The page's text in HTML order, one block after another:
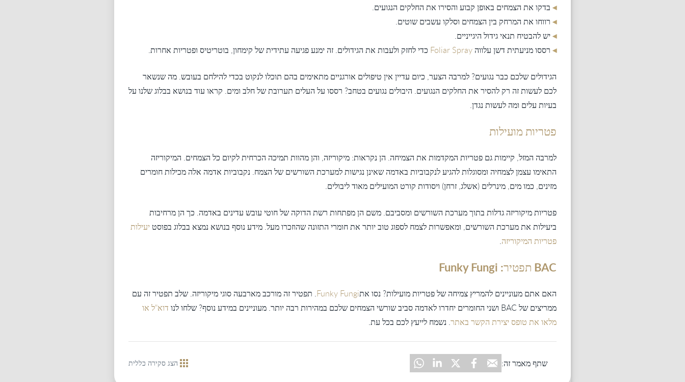
◂ בדקו את הצמחים באופן קבוע והסירו את החלקים הנגועים.
◂ רווחו את המרחק בין הצמחים וסלקו עשבים שוטים.
◂יש להבטיח תנאי גידול היגייניים.
◂ רססו מניעתית דשן עלווהFoliar Spray כדי לחזק ולעבות את הגידולים. זה ימנע פגיעה עתידית של קימחון, בוטריטיס ופטריות אחרות.
הגידולים שלכם כבר נגועים? למרבה הצער, כיום עדיין אין טיפולים אורגניים מתאימים בהם תוכלו לנקוט בכדי להילחם בעובש. מה שנשאר
לכם לעשות זה רק להסיר את החלקים הנגועים. היבולים נגועים בטחב? רססו על העלים תערובת של חלב ומים. קראו עוד בנושא בבלוג שלנו על
בעיות עלים ומה לעשות נגדן.
פטריות מועילות
למרבה המזל, קיימות גם פטריות המקדמות את הצמיחה. הן נקראות: מיקוריזה, והן מהוות תמיכה הכרחית לקיום כל הצמחים. המיקוריזה
התאימו עצמן לצמחיה ומסוגלות להגיע לנקבוביות באדמה שאינן נגישות למערכת השורשים של הצמח. נקבוביות אדמה אלה מכילות חומרים
מזינים, כמו מים, מינרלים (אשלג, זרחן) ויסודות קורט המועילים מאוד ליבולים.
פטריות מיקוריזה גדלות בתוך מערכת השורשים ומסביבם. משם הן מפתחות רשת הדוקה של חוטי עובש עדינים באדמה. כך הן מרחיבות
ביעילות את מערכת השורשים, ומאפשרות לצמח לספוג טוב יותר את חומרי התזונה שהוזכרו מעל. מידע נוסף בנושא נמצא בבלוג בפוסטיעילות
פטריות המיקוריזה.
BAC תפטיר: Funky Fungi
האם אתם מעוניינים להמריץ צמיחה של פטריות מועילות? נסו אתFunky Fungi. תפטיר זה מורכב מארבעה סוגי מיקוריזה. שלב תפטיר זה עם
ממריצים של BAC ושני החומרים יחדרו לאדמה סביב שורשי הצמחים שלכם במהירות רבה יותר. מעוניינים במידע נוסף? שלחו לנו
דוא"ל או
מלאו את טופס יצירת הקשר באתר. נשמח לייעץ לכם בכל עת.
שתף מאמר זה: הצג סקירה כללית